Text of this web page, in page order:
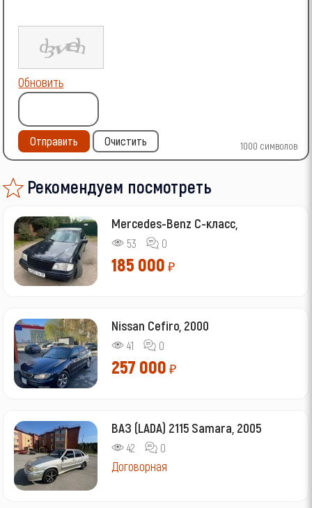
1000 символов
Обновить
Отправить Очистить
Рекомендуем посмотреть
Mercedes-Benz C-класс,
53 0
185 000 ₽
Nissan Cefiro, 2000
41 0
257 000 ₽
ВАЗ (LADA) 2115 Samara, 2005
42 0
Договорная